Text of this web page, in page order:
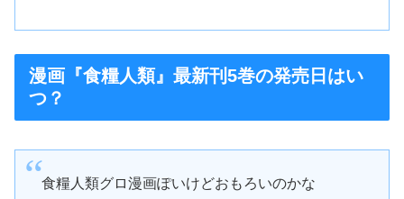
漫画『食糧人類』最新刊5巻の発売日はい
つ？
食糧人類グロ漫画ぽいけどおもろいのかな